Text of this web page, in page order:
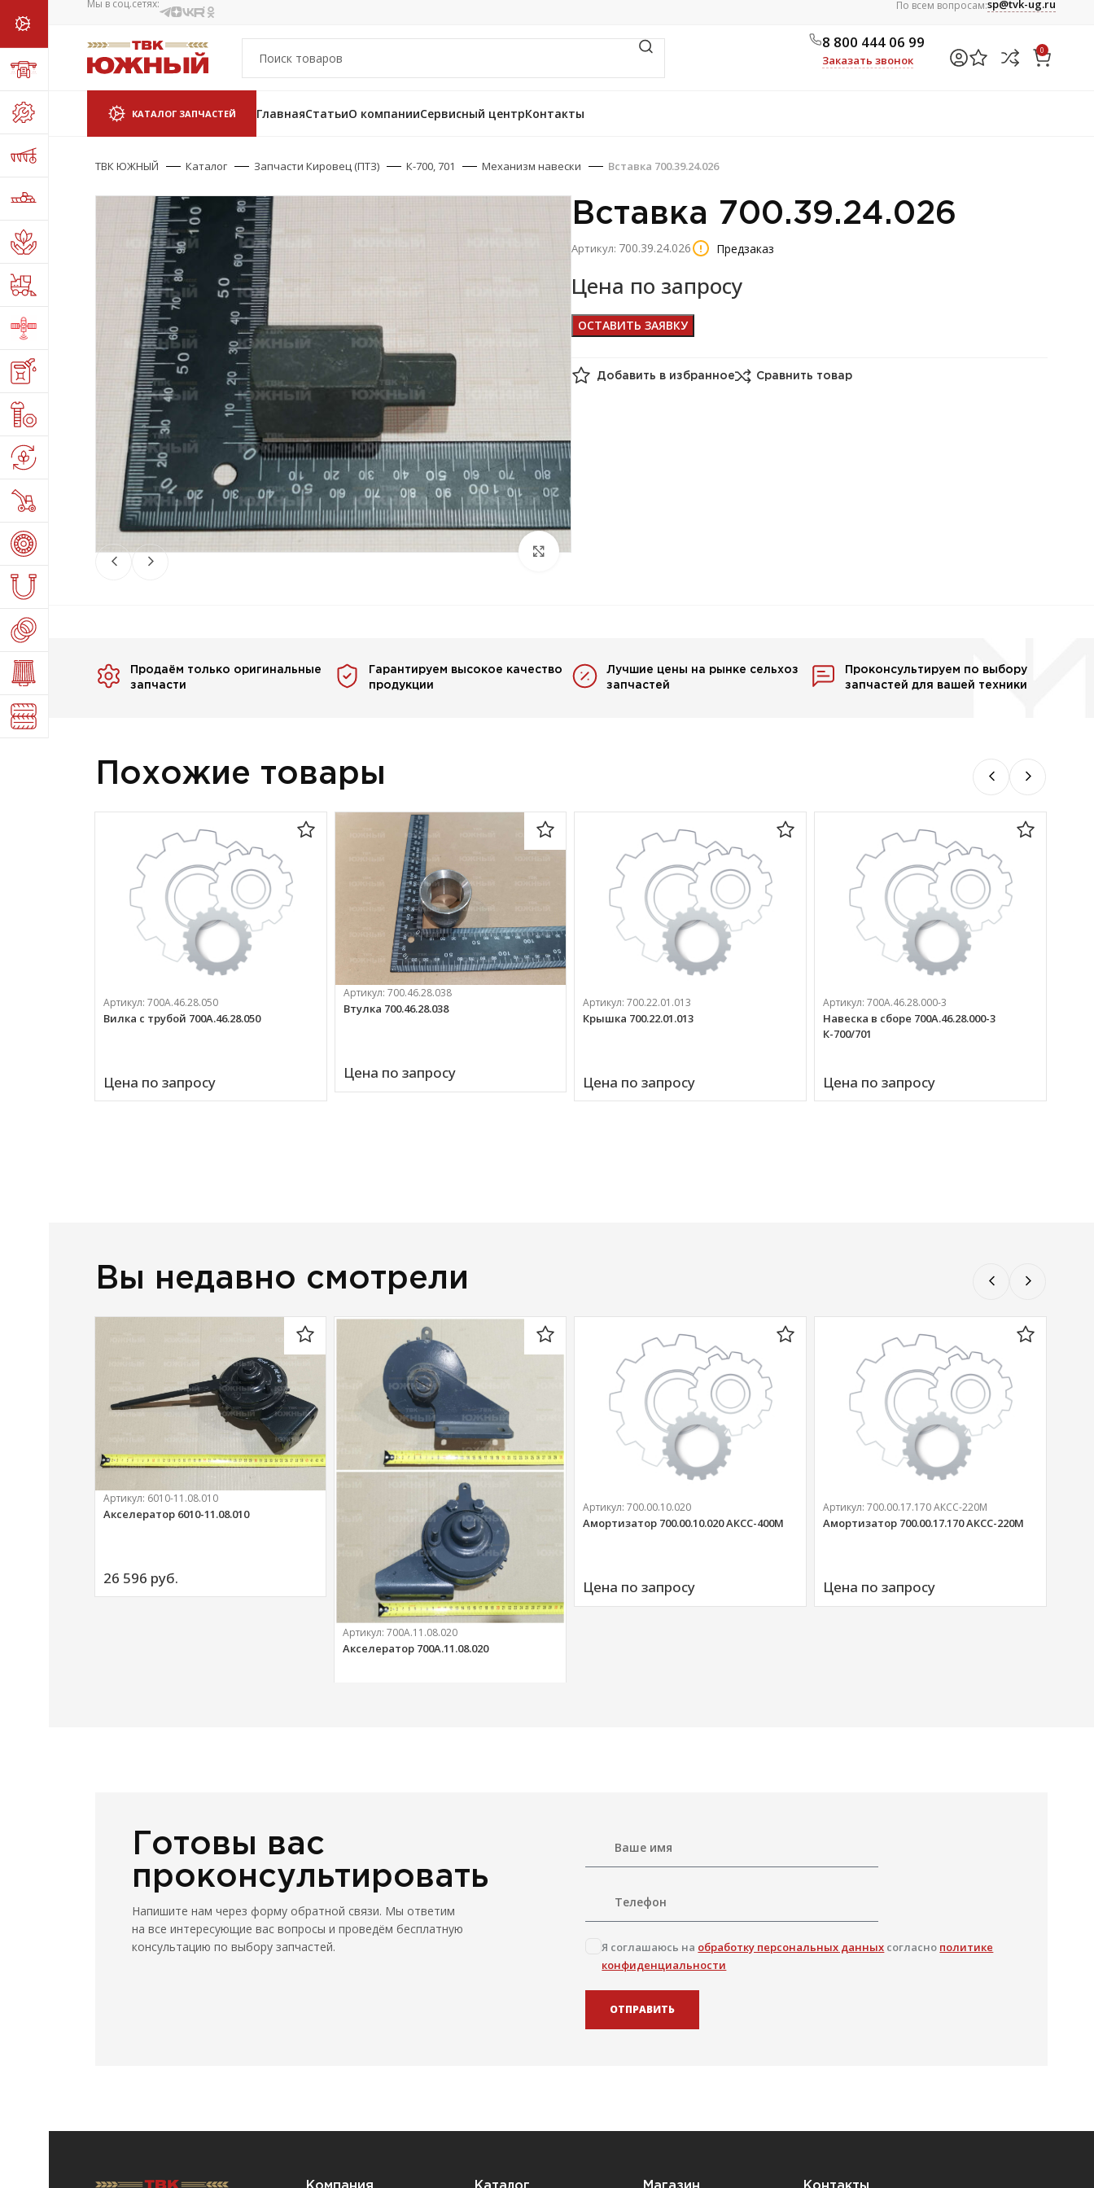
Мы в соц.сетях: По всем вопросам:sp@tvk-ug.ru
8 800 444 06 99
Заказать звонок
0
КАТАЛОГ ЗАПЧАСТЕЙ ГлавнаяСтатьиО компанииСервисный центрКонтакты
ТВК ЮЖНЫЙ Каталог Запчасти Кировец (ПТЗ) К-700, 701 Механизм навески Вставка 700.39.24.026
Вставка 700.39.24.026
Артикул: 700.39.24.026 Предзаказ
Цена по запросу
ОСТАВИТЬ ЗАЯВКУ
Добавить в избранное Сравнить товар
Продаём только оригинальные
запчасти
Гарантируем высокое качество
продукции
Лучшие цены на рынке сельхоз
запчастей
Проконсультируем по выбору
запчастей для вашей техники
Похожие товары
Артикул: 700А.46.28.050
Вилка с трубой 700А.46.28.050
Цена по запросу
Артикул: 700.46.28.038
Втулка 700.46.28.038
Цена по запросу
Артикул:700.22.01.013
Крышка 700.22.01.013
Цена по запросу
Артикул: 700А.46.28.000-3
Навеска в сборе 700А.46.28.000-3
К-700/701
Цена по запросу
Вы недавно смотрели
Артикул: 6010-11.08.010
Акселератор 6010-11.08.010
26 596 руб.
Артикул:700А.11.08.020
Акселератор 700А.11.08.020
Артикул:700.00.10.020
Амортизатор 700.00.10.020 АКСС-400М
Цена по запросу
Артикул:700.00.17.170 АКСС-220М
Амортизатор 700.00.17.170 АКСС-220М
Цена по запросу
Готовы вас
проконсультировать
Напишите нам через форму обратной связи. Мы ответим
на все интересующие вас вопросы и проведём бесплатную
консультацию по выбору запчастей.
Я соглашаюсь на обработку персональных данных согласно политике
конфиденциальности
ОТПРАВИТЬ